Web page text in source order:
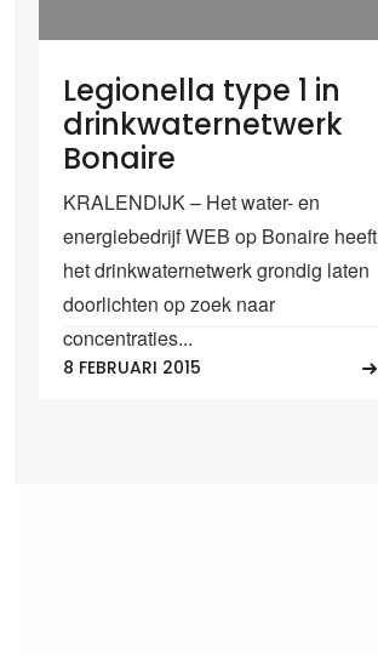
Legionella type 1 in
drinkwaternetwerk
Bonaire
KRALENDIJK – Het water- en
energiebedrijf WEB op Bonaire heeft
het drinkwaternetwerk grondig laten
doorlichten op zoek naar
concentraties...
8 FEBRUARI 2015